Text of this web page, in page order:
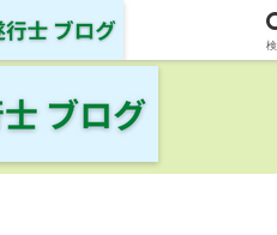
た旅行遂行士の旅の記録